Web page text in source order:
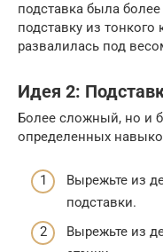
подставка была
подставку из тонкого
развалилась под
Идея 2:
Более сложный, но и
определенных
Вырежьте из
подставки.
Вырежьте из